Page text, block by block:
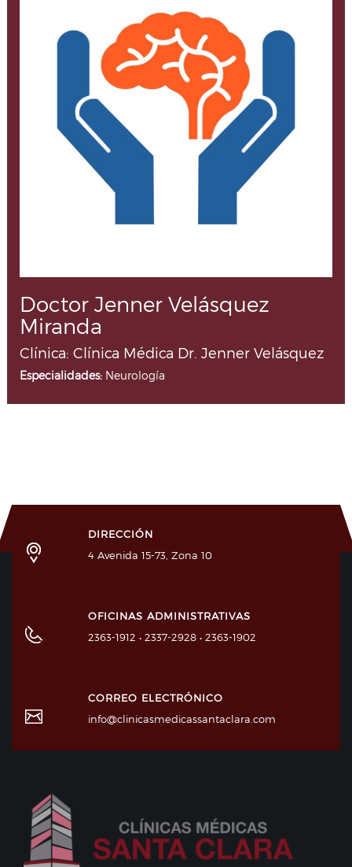
Doctor Jenner Velásquez
Miranda
Clínica: Clínica Médica Dr. Jenner Velásquez
Especialidades: Neurología
DIRECCIÓN
4 Avenida 15-73, Zona 10
OFICINAS ADMINISTRATIVAS
2363-1912 • 2337-2928 • 2363-1902
CORREO ELECTRÓNICO
info@clinicasmedicassantaclara.com